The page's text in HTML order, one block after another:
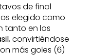
de final
elegido como
tanto en los
, convirtiéndose
más goles (6)